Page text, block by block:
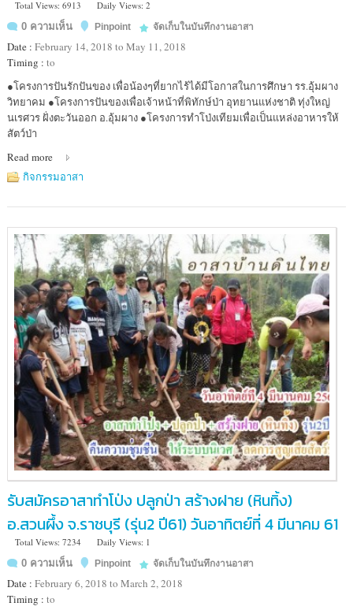
Total Views: 6913
Daily Views: 2
0 ความเห็น
Pinpoint จัดเก็บในบันทึกงานอาสา
Date : February 14, 2018 to May 11, 2018
Timing : to
Location
:
โรงเรียน
อุ้มผาง
●โครงการปันรักปันของ เพื่อน้องๆที่ยากไร้ได้มีโอกาสในการศึกษา รร.อุ้มผาง
วิทยาคม ●โครงการปันของเพื่อเจ้าหน้าที่พิทักษ์ป่า อุทยานแห่งชาติ ทุ่งใหญ่
นเรศวร ฝั่งตะวันออก อ.อุ้มผาง ●โครงการทำโป่งเทียมเพื่อเป็นแหล่งอาหารให้
สัตว์ป่า
Read more
กิจกรรมอาสา
รับสมัครอาสาทำโป่ง ปลูกป่า สร้างฝาย (หินทิ้ง)
อ.สวนผึ้ง จ.ราชบุรี (รุ่น2 ปี61) วันอาทิตย์ที่ 4 มีนาคม 61
Total Views: 7234
Daily Views: 1
0 ความเห็น
Pinpoint จัดเก็บในบันทึกงานอาสา
Date : February 6, 2018 to March 2, 2018
Timing : to